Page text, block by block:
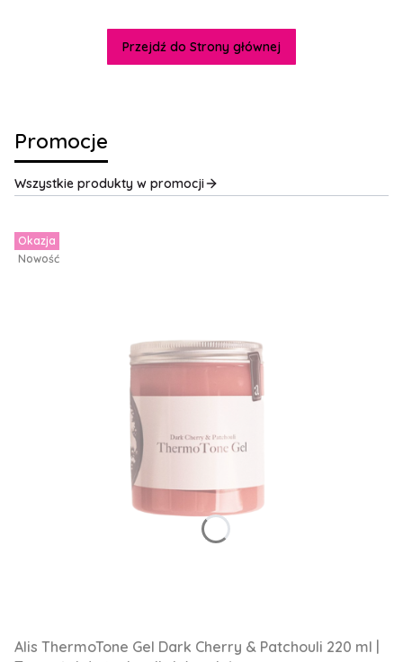
Przejdź do Strony głównej
Promocje
Wszystkie produkty w promocji
Okazja
Nowość
Alis ThermoTone Gel Dark Cherry & Patchouli 220 ml |